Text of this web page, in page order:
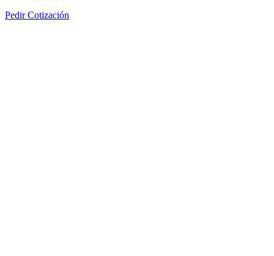
Pedir Cotización